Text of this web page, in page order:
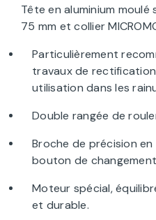
Tête en aluminium
75 mm et collier
Particulièrement
travaux de
utilisation dans les
Double rangée de
Broche de précision
bouton de
Moteur spécial,
et durable.